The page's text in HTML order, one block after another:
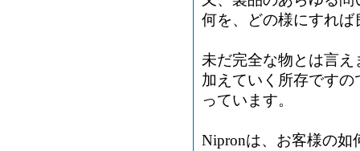
何を、どの様にすれ
未だ完全な物とは言
加えていく所存です
っています。
Nipronは、お客様の如